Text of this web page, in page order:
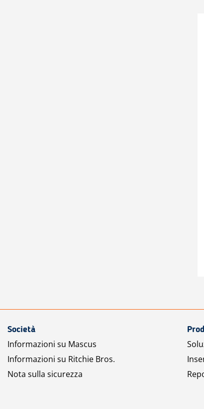
Società
Informazioni su Mascus
Informazioni su Ritchie Bros.
Nota sulla sicurezza